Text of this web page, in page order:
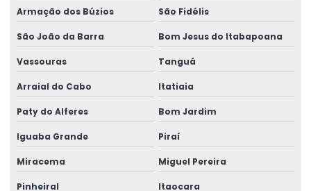
Instalação De Pontes Rolantes Com Segurança
Instalação de nr 12 em pontes rolantes
Inversor de frequência para ponte rolante
Laudo de ponte rolante
Limitador de carga para ponte rolante
Manutenção Corretiva De Pontes Rolantes
Manutenção corretiva de ponte rolante em am
Armação dos Búzios São Fidélis
São João da Barra Bom Jesus do Itabapoana
Vassouras Tanguá
Arraial do Cabo Itatiaia
Paty do Alferes Bom Jardim
Iguaba Grande Piraí
Miracema Miguel Pereira
Pinheiral Itaocara